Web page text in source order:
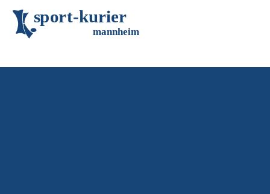
sport-kurier
mannheim